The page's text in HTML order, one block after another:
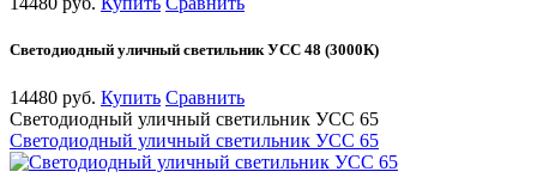
Светодиодный уличный светильник УСС 48 (3000К)
14480 руб. Купить Сравнить
Светодиодный уличный светильник УСС 65
Светодиодный уличный светильник УСС 65